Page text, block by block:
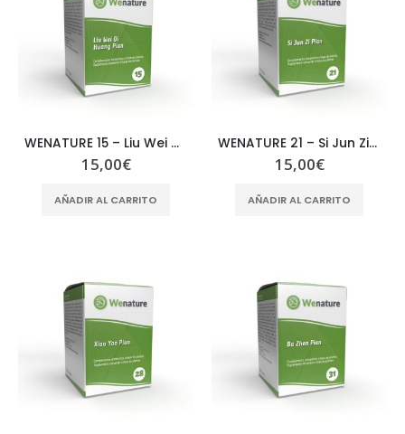
WENATURE 15 – Liu Wei Di Huang Pian
15,00€
AÑADIR AL CARRITO
WENATURE 21 – Si Jun Zi Pian
15,00€
AÑADIR AL CARRITO